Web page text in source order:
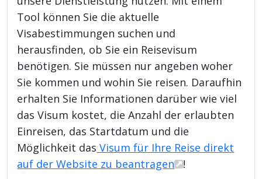
Tool können Sie die aktuelle
Visabestimmungen suchen und
herausfinden, ob Sie ein Reisevisum
benötigen. Sie müssen nur angeben woher
Sie kommen und wohin Sie reisen. Daraufhin
erhalten Sie Informationen darüber wie viel
das Visum kostet, die Anzahl der erlaubten
Einreisen, das Startdatum und die
Möglichkeit das Visum für Ihre Reise direkt
auf der Website zu beantragen
!